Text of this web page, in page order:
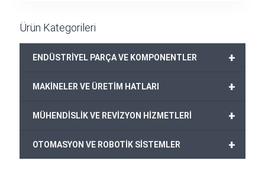
Ürün Kategorileri
+
ENDÜSTRİYEL PARÇA VE KOMPONENTLER
+
MAKİNELER VE ÜRETİM HATLARI
+
MÜHENDİSLİK VE REVİZYON HİZMETLERİ
+
OTOMASYON VE ROBOTİK SİSTEMLER